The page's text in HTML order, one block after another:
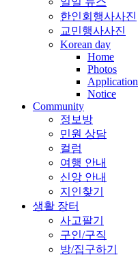
한인회행사사진
교민행사사진
Korean day
Home
Photos
Application
Notice
Community
정보방
민원 상담
컬럼
여행 안내
신앙 안내
지인찾기
생활 장터
사고팔기
구인/구직
방/집구하기